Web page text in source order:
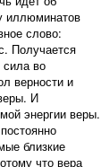
иллюминатов
слово:
Получается
сила во
верности и
И
энергии веры.
близкие
что вера